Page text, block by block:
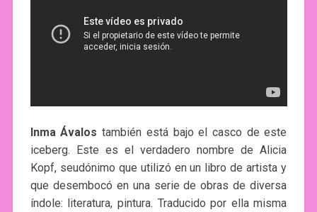
Inma Ávalos también está bajo el casco de este
iceberg. Este es el verdadero nombre de Alicia
Kopf, seudónimo que utilizó en un libro de artista y
que desembocó en una serie de obras de diversa
índole: literatura, pintura. Traducido por ella misma